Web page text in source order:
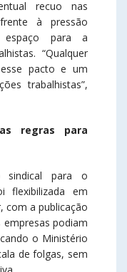
recuo nas
à pressão
espaço para a
“Qualquer
pacto e um
trabalhistas”,
regras para
sindical para o
flexibilizada em
com a publicação
podiam
o Ministério
de folgas, sem